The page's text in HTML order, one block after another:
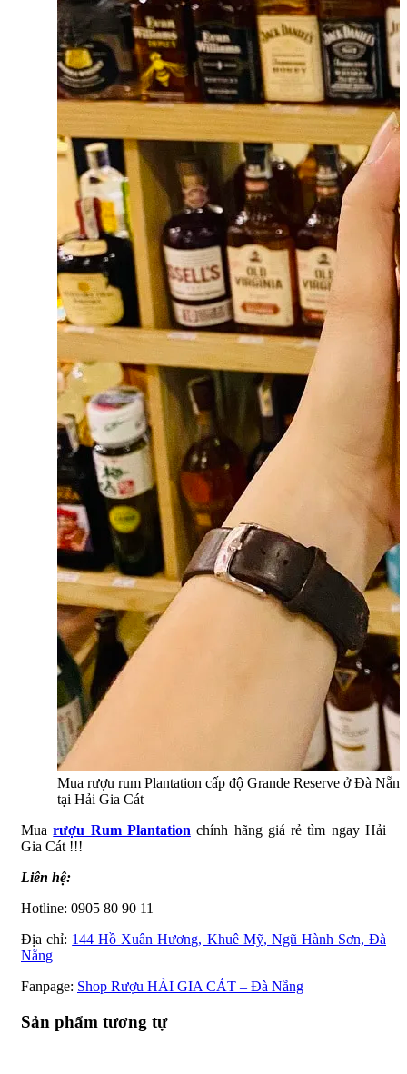
Mua rượu rum Plantation cấp độ Grande Reserve ở Đà Nẵng
tại Hải Gia Cát
Muarượu Rum Plantation chính hãng giá rẻ tìm ngay Hải
Gia Cát !!!
Liên hệ:
Hotline: 0905 80 90 11
Địa chỉ: 144 Hồ Xuân Hương, Khuê Mỹ, Ngũ Hành Sơn, Đà
Nẵng
Fanpage: Shop Rượu HẢI GIA CÁT – Đà Nẵng
Sản phẩm tương tự